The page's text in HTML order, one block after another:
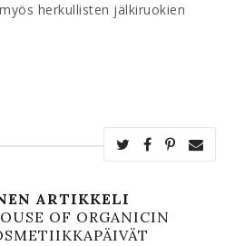
herkullisten jälkiruokien
ARTIKKELI
OF ORGANICIN